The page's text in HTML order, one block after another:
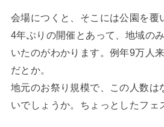
会場につくと、そこには公園を覆
4年ぶりの開催とあって、地域の
いたのがわかります。例年9万人
だとか。
地元のお祭り規模で、この人数は
いでしょうか。ちょっとしたフェ